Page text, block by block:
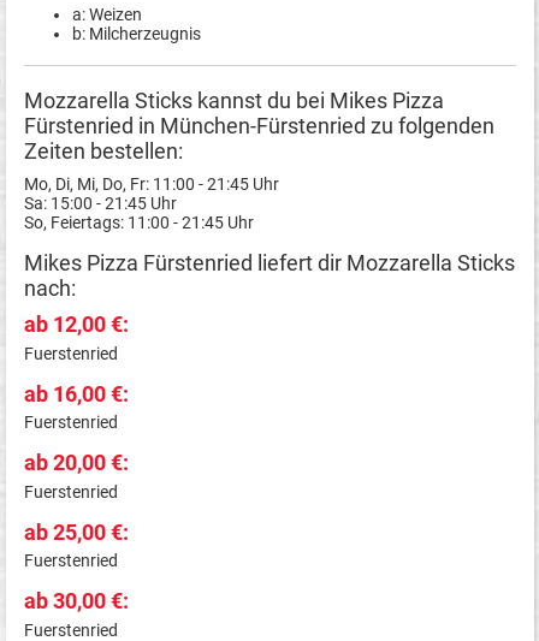
a: Weizen
b: Milcherzeugnis
Mozzarella Sticks kannst du bei Mikes Pizza
Fürstenried in München-Fürstenried zu folgenden
Zeiten bestellen:
Mo, Di, Mi, Do, Fr: 11:00 - 21:45 Uhr
Sa: 15:00 - 21:45 Uhr
So, Feiertags: 11:00 - 21:45 Uhr
Mikes Pizza Fürstenried liefert dir Mozzarella Sticks
nach:
ab 12,00 €:
Fuerstenried
ab 16,00 €:
Fuerstenried
ab 20,00 €:
Fuerstenried
ab 25,00 €:
Fuerstenried
ab 30,00 €:
Fuerstenried